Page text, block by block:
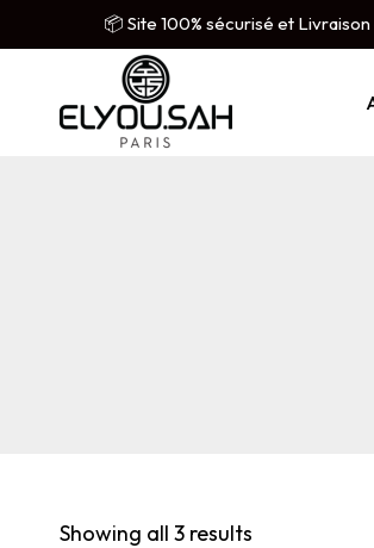
📦 Site 100% sécurisé et
Showing all 3 results